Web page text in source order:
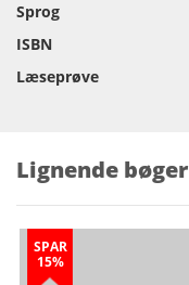
Sprog
ISBN
Læseprøve
Lignende bøger
SPAR
15%